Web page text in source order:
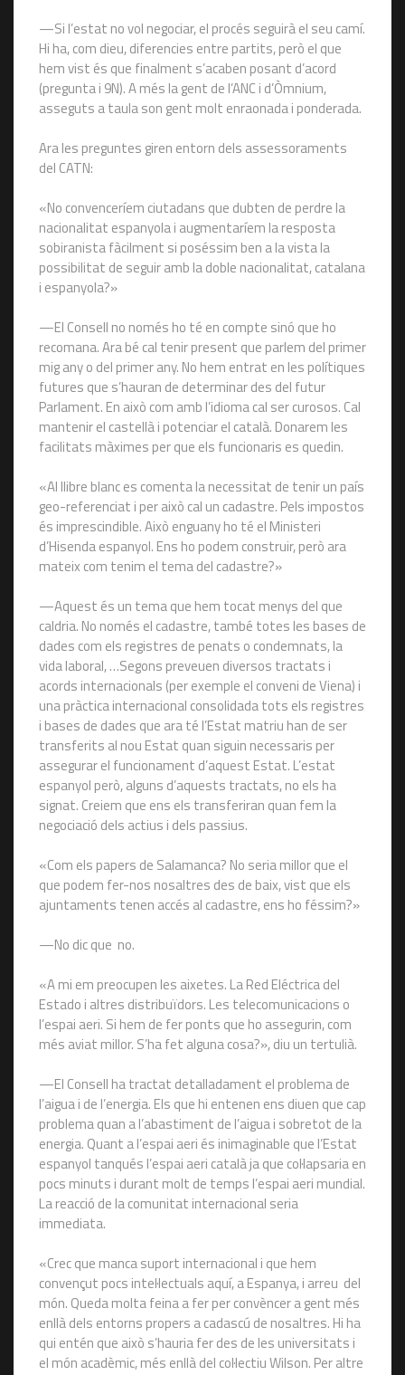
—Si l’estat no vol negociar, el procés seguirà el seu camí.
Hi ha, com dieu, diferencies entre partits, però el que
hem vist és que finalment s’acaben posant d’acord
(pregunta i 9N). A més la gent de l’ANC i d’Òmnium,
asseguts a taula son gent molt enraonada i ponderada.
Ara les preguntes giren entorn dels assessoraments
del CATN:
«No convenceríem ciutadans que dubten de perdre la
nacionalitat espanyola i augmentaríem la resposta
sobiranista fàcilment si poséssim ben a la vista la
possibilitat de seguir amb la doble nacionalitat, catalana
i espanyola?»
—El Consell no només ho té en compte sinó que ho
recomana. Ara bé cal tenir present que parlem del primer
mig any o del primer any. No hem entrat en les polítiques
futures que s’hauran de determinar des del futur
Parlament. En això com amb l’idioma cal ser curosos. Cal
mantenir el castellà i potenciar el català. Donarem les
facilitats màximes per que els funcionaris es quedin.
«Al llibre blanc es comenta la necessitat de tenir un país
geo-referenciat i per això cal un cadastre. Pels impostos
és imprescindible. Això enguany ho té el Ministeri
d’Hisenda espanyol. Ens ho podem construir, però ara
mateix com tenim el tema del cadastre?»
—Aquest és un tema que hem tocat menys del que
caldria. No només el cadastre, també totes les bases de
dades com els registres de penats o condemnats, la
vida laboral, …Segons preveuen diversos tractats i
acords internacionals (per exemple el conveni de Viena) i
una pràctica internacional consolidada tots els registres
i bases de dades que ara té l’Estat matriu han de ser
transferits al nou Estat quan siguin necessaris per
assegurar el funcionament d’aquest Estat. L’estat
espanyol però, alguns d’aquests tractats, no els ha
signat. Creiem que ens els transferiran quan fem la
negociació dels actius i dels passius.
«Com els papers de Salamanca? No seria millor que el
que podem fer-nos nosaltres des de baix, vist que els
ajuntaments tenen accés al cadastre, ens ho féssim?»
—No dic que no.
«A mi em preocupen les aixetes. La Red Eléctrica del
Estado i altres distribuïdors. Les telecomunicacions o
l’espai aeri. Si hem de fer ponts que ho assegurin, com
més aviat millor. S’ha fet alguna cosa?», diu un tertulià.
—El Consell ha tractat detalladament el problema de
l’aigua i de l’energia. Els que hi entenen ens diuen que cap
problema quan a l’abastiment de l’aigua i sobretot de la
energia. Quant a l’espai aeri és inimaginable que l’Estat
espanyol tanqués l’espai aeri català ja que col·lapsaria en
pocs minuts i durant molt de temps l’espai aeri mundial.
La reacció de la comunitat internacional seria
immediata.
«Crec que manca suport internacional i que hem
convençut pocs intel·lectuals aquí, a Espanya, i arreu del
món. Queda molta feina a fer per convèncer a gent més
enllà dels entorns propers a cadascú de nosaltres. Hi ha
qui entén que això s’hauria fer des de les universitats i
el món acadèmic, més enllà del col·lectiu Wilson. Per altre